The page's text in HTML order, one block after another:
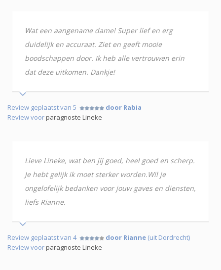
Wat een aangename dame! Super lief en erg
duidelijk en accuraat. Ziet en geeft mooie
boodschappen door. Ik heb alle vertrouwen erin
dat deze uitkomen. Dankje!
Review geplaatst van 5
door Rabia
Review voorparagnoste Lineke
Lieve Lineke, wat ben jij goed, heel goed en scherp.
Je hebt gelijk ik moet sterker worden.Wil je
ongelofelijk bedanken voor jouw gaves en diensten,
liefs Rianne.
Review geplaatst van 4 door Rianne (uit Dordrecht)
Review voorparagnoste Lineke